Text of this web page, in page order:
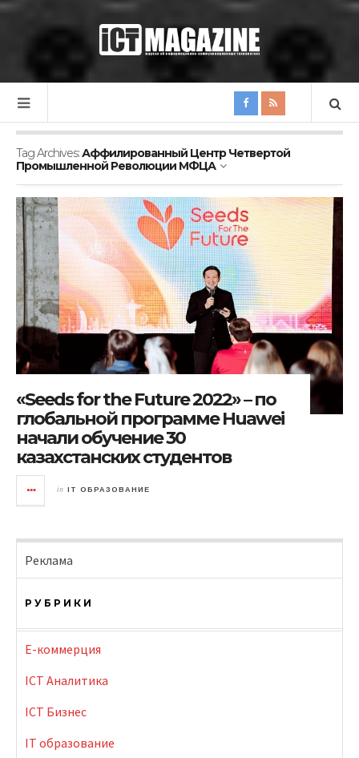
Tag Archives:Аффилированный Центр Четвертой
Промышленной Революции МФЦА
«Seeds for the Future 2022» – по
глобальной программе Huawei
начали обучение 30
казахстанских студентов
in IT ОБРАЗОВАНИЕ
Реклама
РУБРИКИ
E-коммерция
ICT Аналитика
ICT Бизнес
IT образование